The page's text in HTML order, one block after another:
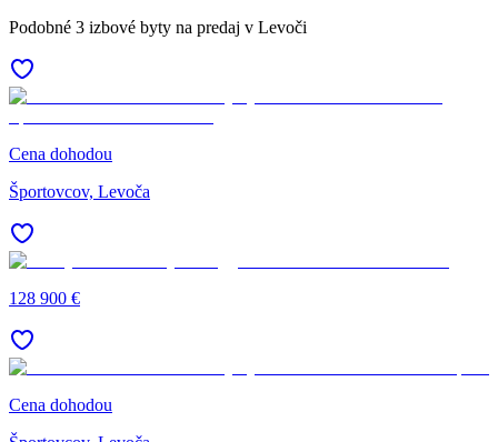
Podobné 3 izbové byty na predaj v Levoči
Cena dohodou
Športovcov, Levoča
128 900 €
Cena dohodou